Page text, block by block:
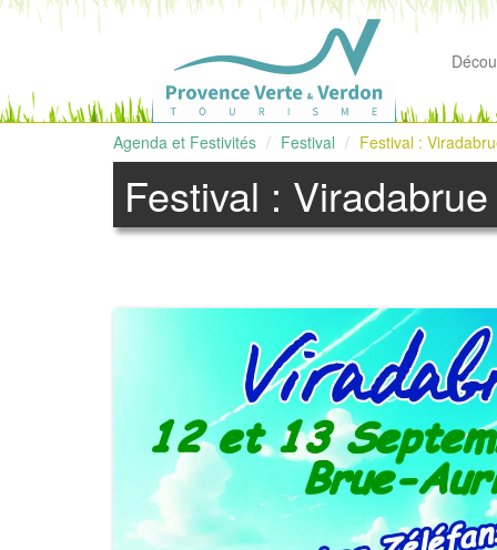
Agenda et Festivités Festival Festival :
Festival : Viradabrue